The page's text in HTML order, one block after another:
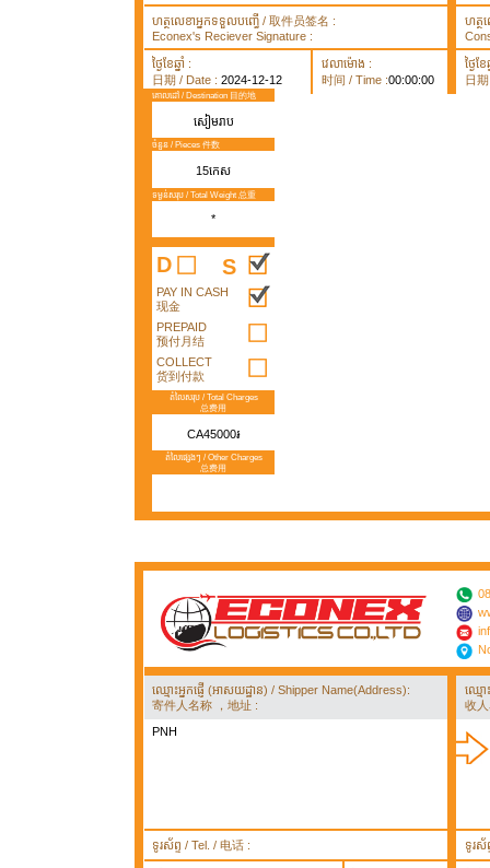
ហត្ថលេខាអ្នកទទួលបញ្ធើ / 取件员签名 :
Econex's Reciever Signature :
ហត្ថ
ថ្ងៃខែឆ្នាំ :
日期 / Date : 2024-12-12
វេលាម៉ោង :
时间 / Time :00:00:00
ថ្ងៃខែ
日
គោលដៅ / Destination 目的地
សៀមរាប
ចំនួន / Pieces 件数
15កេស
ទម្ងន់សរុប / Total Weight 总重
*
D S
PAY IN CASH
现金
PREPAID
预付月结
COLLECT
货到付款
តំលៃសរុប / Total Charges
总费用
CA45000៛
តំលៃផ្សេងៗ / Other Charges
总费用
ឈ្មោះអ្នកផ្ញើ (អាសយដ្ឋាន) / Shipper Name(Address):
寄件人名称 ，地址 :
PNH
ឈ្មោ
收
ទូរស័ព្ទ / Tel. / 电话 : ទូរស័